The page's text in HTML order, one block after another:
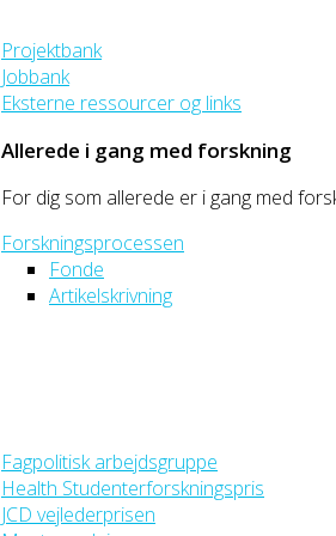
Projektbank
Jobbank
Eksterne ressourcer og links
Allerede i gang med forskning
For dig som allerede er i gang med
Forskningsprocessen
Fonde
Artikelskrivning
Fagpolitisk arbejdsgruppe
Health Studenterforskningspris
JCD vejlederprisen